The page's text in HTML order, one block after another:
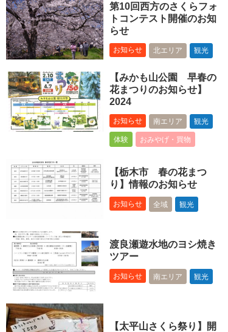
第10回西方のさくらフォ
トコンテスト開催のお知
らせ
お知らせ 北エリア 観光
【みかも山公園 早春の
花まつりのお知らせ】
2024
お知らせ 南エリア 観光
体験 おみやげ・買物
【栃木市 春の花まつ
り】情報のお知らせ
お知らせ 全域 観光
渡良瀬遊水地のヨシ焼き
ツアー
お知らせ 南エリア 観光
【太平山さくら祭り】開